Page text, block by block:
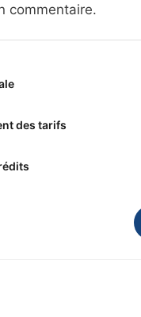
commentaire.
des tarifs